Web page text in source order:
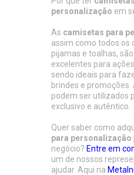
personalização em
As camisetas para
assim como todos os
pijamas e toalhas,
excelentes para
sendo ideais para
brindes e promoções.
podem ser utilizados
exclusivo e autêntico.
Quer saber como
para personalização
negócio? Entre em
um de nossos
ajudar. Aqui na